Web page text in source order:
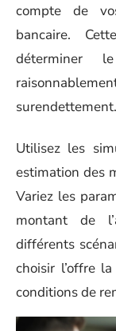
compte de
bancaire.
déterminer
surendettement.
Utilisez les
estimation des
Variez les
montant de
différents
choisir l’offre
conditions de